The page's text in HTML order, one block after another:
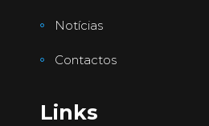
Notícias
Contactos
Links